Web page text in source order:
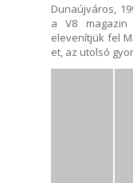
Dunaújváros,
a V8 magazin
elevenítjük fel
et, az utolsó